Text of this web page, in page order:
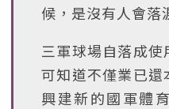
候，是沒有人會落
三軍球場自落成
可知道不僅業已還
興建新的國軍體